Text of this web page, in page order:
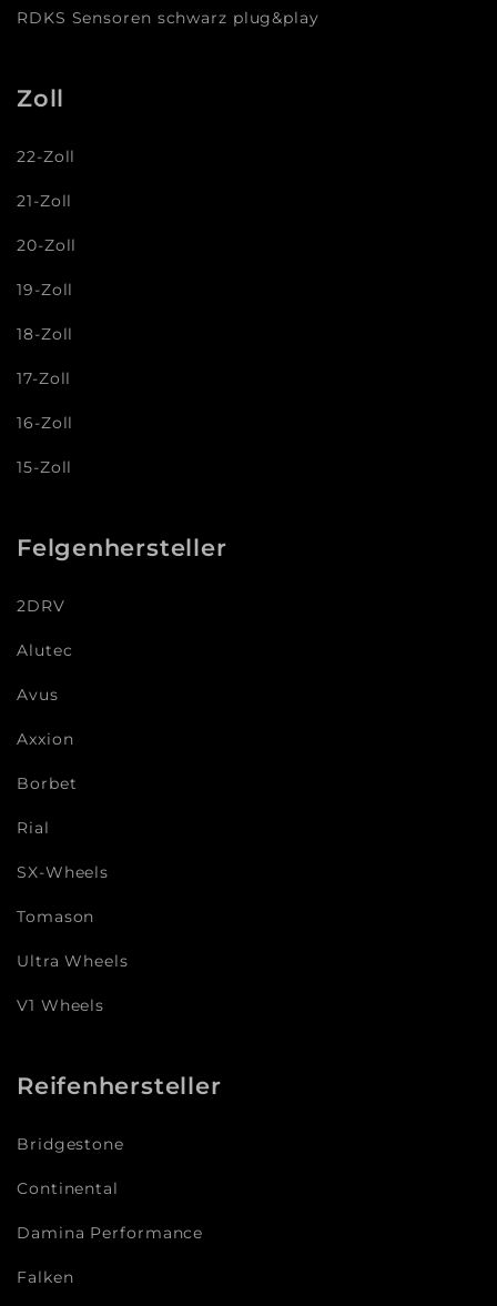
RDKS Sensoren schwarz plug&play
Zoll
22-Zoll
21-Zoll
20-Zoll
19-Zoll
18-Zoll
17-Zoll
16-Zoll
15-Zoll
Felgenhersteller
2DRV
Alutec
Avus
Axxion
Borbet
Rial
SX-Wheels
Tomason
Ultra Wheels
V1 Wheels
Reifenhersteller
Bridgestone
Continental
Damina Performance
Falken